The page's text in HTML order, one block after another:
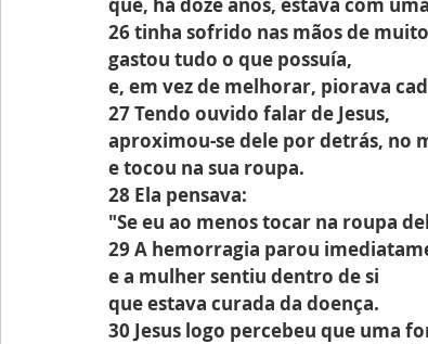
26 tinha sofrido nas mãos de
gastou tudo o que possuía,
e, em vez de melhorar, piorava
27 Tendo ouvido falar de Jesus,
aproximou-se dele por detrás, no
e tocou na sua roupa.
28 Ela pensava:
"Se eu ao menos tocar na roupa
29 A hemorragia parou
e a mulher sentiu dentro de si
que estava curada da doença.
30 Jesus logo percebeu que uma